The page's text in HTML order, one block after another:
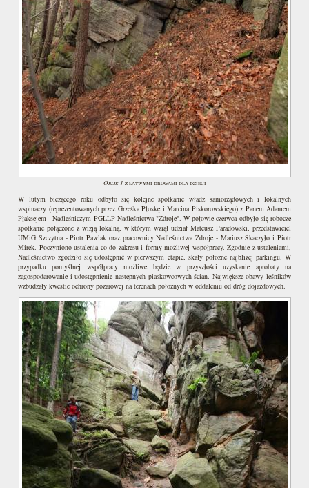
Orlik 1 z łatwymi drogami dla dzieci
W lutym bieżącego roku odbyło się kolejne spotkanie władz samorządowych i lokalnych
wspinaczy (reprezentowanych przez Grześka Płoskę i Marcina Piskorowskiego) z Panem Adamem
Płaksejem - Nadleśniczym PGLLP Nadleśnictwa "Zdroje". W połowie czerwca odbyło się robocze
spotkanie połączone z wizją lokalną, w którym wziął udział Mateusz Paradowski, przedstawiciel
UMiG Szczytna - Piotr Pawlak oraz pracownicy Nadleśnictwa Zdroje - Mariusz Skaczyło i Piotr
Mirek. Poczyniono ustalenia co do zakresu i formy możliwej współpracy. Zgodnie z ustaleniami,
Nadleśnictwo zgodziło się udostępnić w pierwszym etapie, skały położne najbliżej parkingu. W
przypadku pomyślnej współpracy możliwe będzie w przyszłości uzyskanie aprobaty na
zagospodarowanie i udostępnienie następnych piaskowcowych ścian. Największe obawy leśników
wzbudzały kwestie ochrony pożarowej na terenach położnych w oddaleniu od dróg dojazdowych.